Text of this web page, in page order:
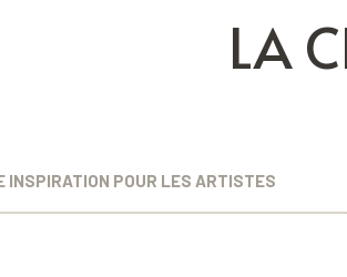
LA
INSPIRATION POUR LES ARTISTES